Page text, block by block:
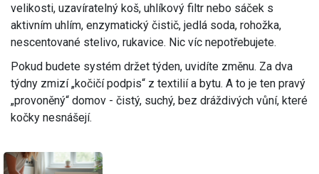
velikosti, uzavíratelný koš, uhlíkový filtr nebo sáček s
aktivním uhlím, enzymatický čistič, jedlá soda, rohožka,
nescentované stelivo, rukavice. Nic víc nepotřebujete.
Pokud budete systém držet týden, uvidíte změnu. Za dva
týdny zmizí „kočičí podpis“ z textilií a bytu. A to je ten pravý
„provoněný“ domov - čistý, suchý, bez dráždivých vůní, které
kočky nesnášejí.